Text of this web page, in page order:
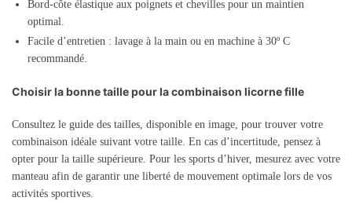
Bord-côte élastique aux poignets et chevilles pour un maintien
optimal.
Facile d’entretien : lavage à la main ou en machine à 30º C
recommandé.
Choisir la bonne taille pour la combinaison licorne fille
Consultez le guide des tailles, disponible en image, pour trouver votre
combinaison idéale suivant votre taille. En cas d’incertitude, pensez à
opter pour la taille supérieure. Pour les sports d’hiver, mesurez avec votre
manteau afin de garantir une liberté de mouvement optimale lors de vos
activités sportives.